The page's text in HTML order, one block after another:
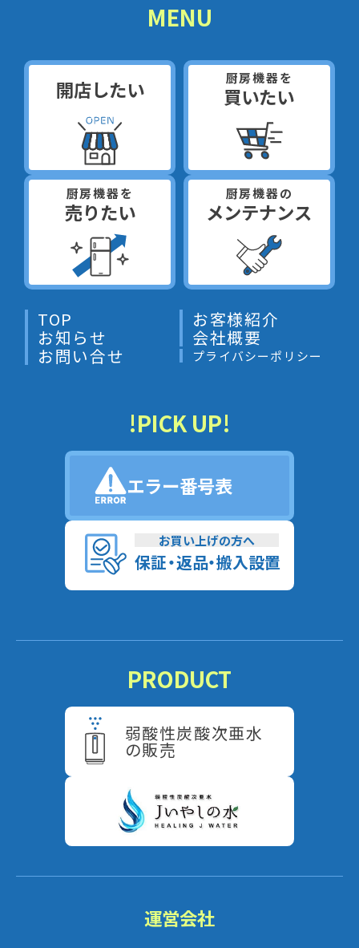
MENU
開店したい 厨房機器を
買いたい
厨房機器を
売りたい
厨房機器の
メンテナンス
TOP お客様紹介
お知らせ 会社概要
お問い合せ プライバシーポリシー
!PICK UP!
エラー番号表
お買い上げの方へ
保証・返品・搬入設置
PRODUCT
弱酸性炭酸次亜水
の販売
運営会社